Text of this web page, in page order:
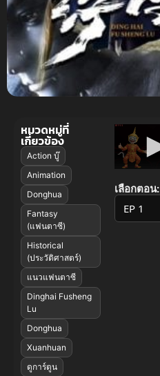
เลือกตอน:
หมวดหมู่ที่
เกี่ยวข้อง
Action บู๊
Animation
Donghua
Fantasy
(แฟนตาซี)
Historical
(ประวัติศาสตร์)
แนวแฟนตาซี
Dinghai Fusheng
Lu
Donghua
Xuanhuan
ดูการ์ตูน